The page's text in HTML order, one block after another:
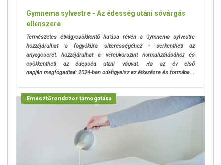
Gymnema sylvestre - Az édesség utáni sóvárgás
ellenszere
Természetes étvágycsökkentő hatása révén a Gymnema sylvestre
hozzájárulhat a fogyókúra sikerességéhez - serkentheti az
anyagcserét, hozzájárulhat a vércukorszint normalizálásához és
csökkentheti az édesség utáni vágyat. Ha az év első
napján megfogadtad: 2024-ben odafigyelsz az étkezésre és formába...
Emésztőrendszer támogatása